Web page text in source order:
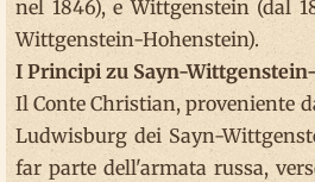
nel 1846), e Wittgenstein (dal
Wittgenstein-Hohenstein).
I Principi zu Sayn-
Il Conte Christian, proveniente
Ludwisburg dei Sayn-
far parte dell'armata russa,